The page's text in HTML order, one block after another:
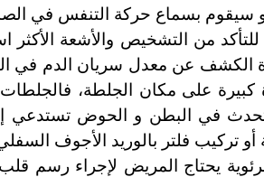
و سيقوم بسماع حركة التنفس في
من التشخيص والأشعة
الكشف عن معدل سريان الدم في
على مكان الجلطة،
في البطن و الحوض تستدعي
تركيب فلتر بالوريد الأجوف
يحتاج المريض لإجراء رسم